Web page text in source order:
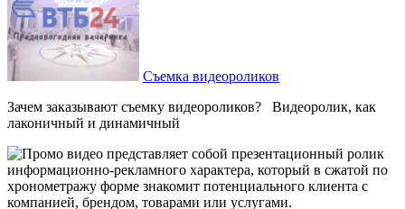
Съемка видеороликов
Зачем заказывают съемку видеороликов? Видеоролик, как
лаконичный и динамичный